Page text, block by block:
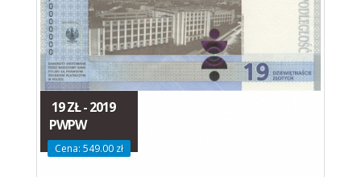
19 ZŁ - 2019
PWPW
Cena: 549.00 zł